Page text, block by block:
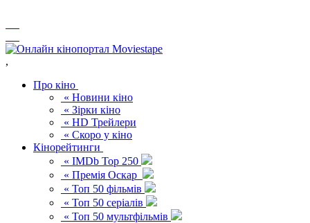
,
Про кіно
« Новини кіно
« Зірки кіно
« HD Трейлери
« Скоро у кіно
Кінорейтинги
« IMDb Top 250
« Премія Оскар
« Топ 50 фільмів
« Топ 50 серіалів
« Топ 50 мультфільмів